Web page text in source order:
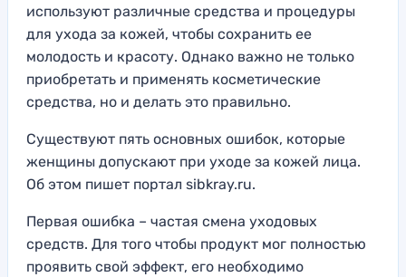
используют различные средства и процедуры
для ухода за кожей, чтобы сохранить ее
молодость и красоту. Однако важно не только
приобретать и применять косметические
средства, но и делать это правильно.
Существуют пять основных ошибок, которые
женщины допускают при уходе за кожей лица.
Об этом пишет портал sibkray.ru.
Первая ошибка – частая смена уходовых
средств. Для того чтобы продукт мог полностью
проявить свой эффект, его необходимо